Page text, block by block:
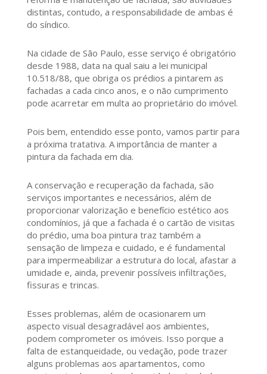
distintas, contudo, a responsabilidade de ambas é
do síndico.
Na cidade de São Paulo, esse serviço é obrigatório
desde 1988, data na qual saiu a lei municipal
10.518/88, que obriga os prédios a pintarem as
fachadas a cada cinco anos, e o não cumprimento
pode acarretar em multa ao proprietário do imóvel.
Pois bem, entendido esse ponto, vamos partir para
a próxima tratativa. A importância de manter a
pintura da fachada em dia.
A conservação e recuperação da fachada, são
serviços importantes e necessários, além de
proporcionar valorização e benefício estético aos
condomínios, já que a fachada é o cartão de visitas
do prédio, uma boa pintura traz também a
sensação de limpeza e cuidado, e é fundamental
para impermeabilizar a estrutura do local, afastar a
umidade e, ainda, prevenir possíveis infiltrações,
fissuras e trincas.
Esses problemas, além de ocasionarem um
aspecto visual desagradável aos ambientes,
podem comprometer os imóveis. Isso porque a
falta de estanqueidade, ou vedação, pode trazer
alguns problemas aos apartamentos, como